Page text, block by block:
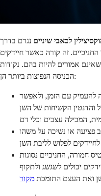
לכאבי שיניים נגרם בדרך
זה קורה כאשר חיידקים
אמורים להיות בהם. נקודות
הכניסה הנפוצות ביותר הן:
להעמיק עם הזמן, ולאפשר
והדנטין הקשיחות של השן
פציעה או נשיכה על משהו
חמורה, החניכיים נסוגות
יכולים לשגשג ולתקוף
ואת העצם התומכת מקור